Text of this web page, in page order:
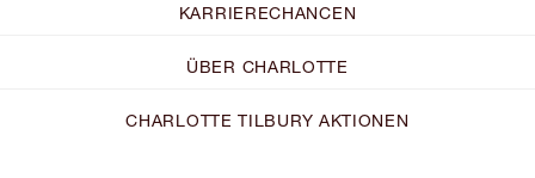
KARRIERECHANCEN
ÜBER CHARLOTTE
CHARLOTTE TILBURY AKTIONEN